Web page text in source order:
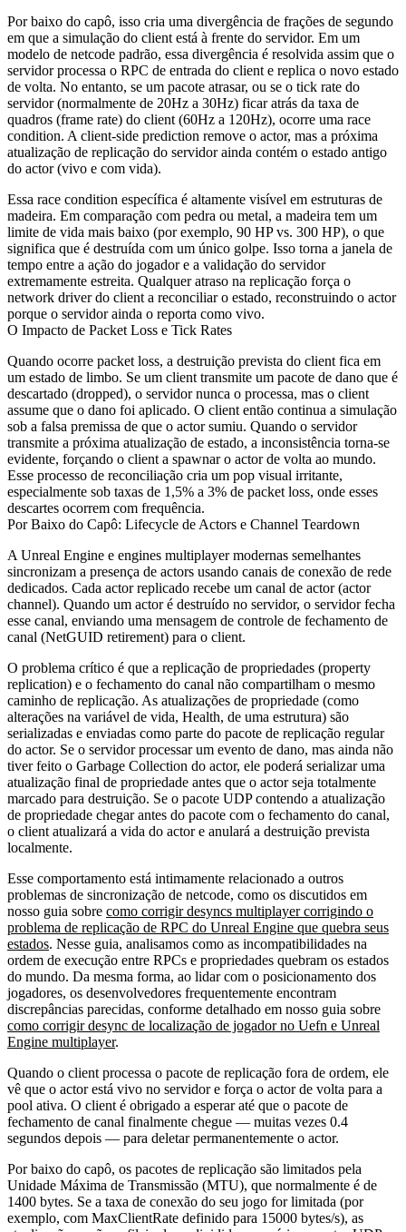
Por baixo do capô, isso cria uma divergência de frações de segundo
em que a simulação do client está à frente do servidor. Em um
modelo de netcode padrão, essa divergência é resolvida assim que o
servidor processa o RPC de entrada do client e replica o novo estado
de volta. No entanto, se um pacote atrasar, ou se o tick rate do
servidor (normalmente de 20Hz a 30Hz) ficar atrás da taxa de
quadros (frame rate) do client (60Hz a 120Hz), ocorre uma race
condition. A client-side prediction remove o actor, mas a próxima
atualização de replicação do servidor ainda contém o estado antigo
do actor (vivo e com vida).
Essa race condition específica é altamente visível em estruturas de
madeira. Em comparação com pedra ou metal, a madeira tem um
limite de vida mais baixo (por exemplo, 90 HP vs. 300 HP), o que
significa que é destruída com um único golpe. Isso torna a janela de
tempo entre a ação do jogador e a validação do servidor
extremamente estreita. Qualquer atraso na replicação força o
network driver do client a reconciliar o estado, reconstruindo o actor
porque o servidor ainda o reporta como vivo.
O Impacto de Packet Loss e Tick Rates
Quando ocorre packet loss, a destruição prevista do client fica em
um estado de limbo. Se um client transmite um pacote de dano que é
descartado (dropped), o servidor nunca o processa, mas o client
assume que o dano foi aplicado. O client então continua a simulação
sob a falsa premissa de que o actor sumiu. Quando o servidor
transmite a próxima atualização de estado, a inconsistência torna-se
evidente, forçando o client a spawnar o actor de volta ao mundo.
Esse processo de reconciliação cria um pop visual irritante,
especialmente sob taxas de 1,5% a 3% de packet loss, onde esses
descartes ocorrem com frequência.
Por Baixo do Capô: Lifecycle de Actors e Channel Teardown
A Unreal Engine e engines multiplayer modernas semelhantes
sincronizam a presença de actors usando canais de conexão de rede
dedicados. Cada actor replicado recebe um canal de actor (actor
channel). Quando um actor é destruído no servidor, o servidor fecha
esse canal, enviando uma mensagem de controle de fechamento de
canal (NetGUID retirement) para o client.
O problema crítico é que a replicação de propriedades (property
replication) e o fechamento do canal não compartilham o mesmo
caminho de replicação. As atualizações de propriedade (como
alterações na variável de vida, Health, de uma estrutura) são
serializadas e enviadas como parte do pacote de replicação regular
do actor. Se o servidor processar um evento de dano, mas ainda não
tiver feito o Garbage Collection do actor, ele poderá serializar uma
atualização final de propriedade antes que o actor seja totalmente
marcado para destruição. Se o pacote UDP contendo a atualização
de propriedade chegar antes do pacote com o fechamento do canal,
o client atualizará a vida do actor e anulará a destruição prevista
localmente.
Esse comportamento está intimamente relacionado a outros
problemas de sincronização de netcode, como os discutidos em
nosso guia sobre como corrigir desyncs multiplayer corrigindo o
problema de replicação de RPC do Unreal Engine que quebra seus
estados. Nesse guia, analisamos como as incompatibilidades na
ordem de execução entre RPCs e propriedades quebram os estados
do mundo. Da mesma forma, ao lidar com o posicionamento dos
jogadores, os desenvolvedores frequentemente encontram
discrepâncias parecidas, conforme detalhado em nosso guia sobre
como corrigir desync de localização de jogador no Uefn e Unreal
Engine multiplayer.
Quando o client processa o pacote de replicação fora de ordem, ele
vê que o actor está vivo no servidor e força o actor de volta para a
pool ativa. O client é obrigado a esperar até que o pacote de
fechamento de canal finalmente chegue — muitas vezes 0.4
segundos depois — para deletar permanentemente o actor.
Por baixo do capô, os pacotes de replicação são limitados pela
Unidade Máxima de Transmissão (MTU), que normalmente é de
1400 bytes. Se a taxa de conexão do seu jogo for limitada (por
exemplo, com MaxClientRate definido para 15000 bytes/s), as